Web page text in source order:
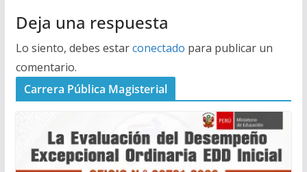
Deja una respuesta
Lo siento, debes estarconectado para publicar un
comentario.
Carrera Pública Magisterial